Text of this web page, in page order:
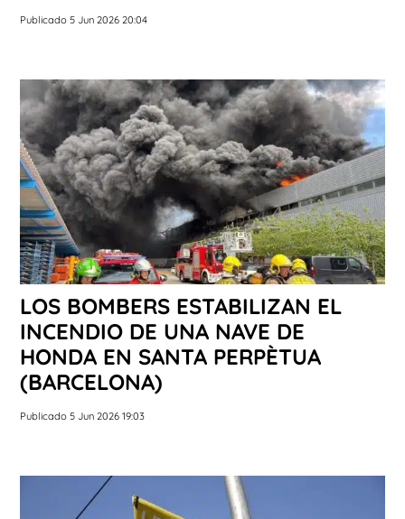
Publicado 5 Jun 2026 20:04
LOS BOMBERS ESTABILIZAN EL
INCENDIO DE UNA NAVE DE
HONDA EN SANTA PERPÈTUA
(BARCELONA)
Publicado 5 Jun 2026 19:03